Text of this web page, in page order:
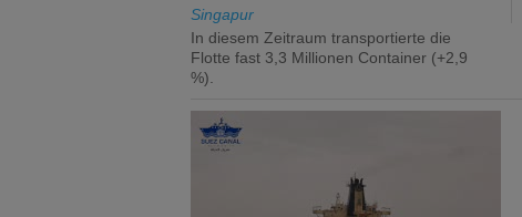
Singapur
In diesem Zeitraum transportierte die
Flotte fast 3,3 Millionen Container (+2,9
%).